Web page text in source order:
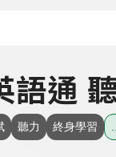
語通
聽力 終身學習